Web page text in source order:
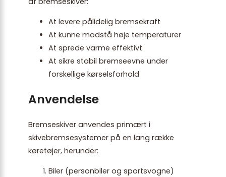
At levere pålidelig bremsekraft
At kunne modstå høje temperaturer
At sprede varme effektivt
At sikre stabil bremseevne under
forskellige kørselsforhold
Anvendelse
Bremseskiver anvendes primært i
skivebremsesystemer på en lang række
køretøjer, herunder:
Biler (personbiler og sportsvogne)